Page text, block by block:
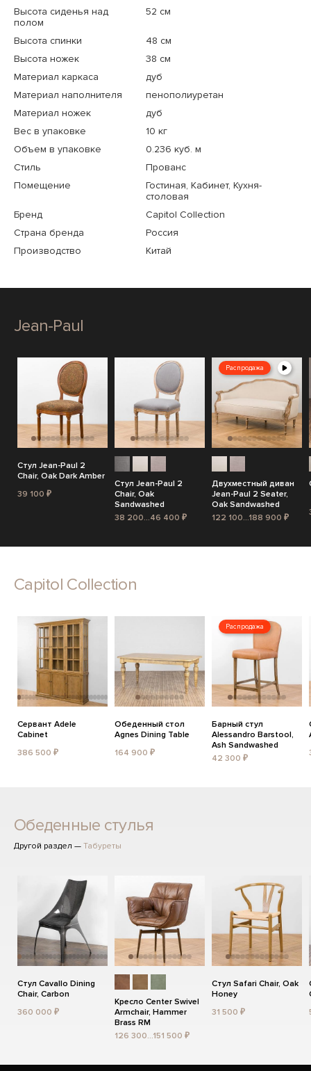
Высота сиденья над
полом
52 см
Высота спинки
48 см
Высота ножек
38 см
Материал каркаса
дуб
Материал наполнителя
пенополиуретан
Материал ножек
дуб
Вес в упаковке
10 кг
Объем в упаковке
0.236 куб. м
Стиль
Прованс
Помещение
Гостиная, Кабинет, Кухня-
столовая
Бренд
Capitol Collection
Страна бренда
Россия
Производство
Китай
Jean-Paul
Стул Jean-Paul 2
Chair, Oak Dark Amber
39 100 ₽
Стул Jean-Paul 2
Chair, Oak
Sandwashed
38 200...46 400 ₽
Распродажа
Двухместный диван
Jean-Paul 2 Seater,
Oak Sandwashed
122 100...188 900 ₽
Capitol Collection
Сервант Adele
Cabinet
386 500 ₽
Обеденный стол
Agnes Dining Table
164 900 ₽
Распродажа
Барный стул
Alessandro Barstool,
Ash Sandwashed
42 300 ₽
Обеденные стулья
Другой раздел — Табуреты
Стул Cavallo Dining
Chair, Carbon
360 000 ₽
Кресло Center Swivel
Armchair, Hammer
Brass RM
126 300...151 500 ₽
Стул Safari Chair, Oak
Honey
31 500 ₽